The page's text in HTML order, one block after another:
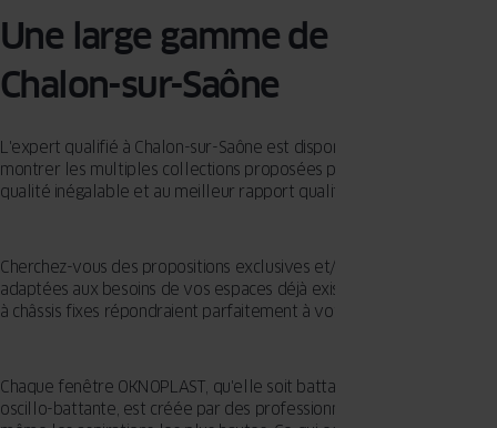
Une large gamme de fenêtres à
Chalon-sur-Saône
L'expert qualifié à Chalon-sur-Saône est disponible pour vous
montrer les multiples collections proposées par OKNOPLAST, d'une
qualité inégalable et au meilleur rapport qualité/prix.
Cherchez-vous des propositions exclusives et/ou parfaitement
adaptées aux besoins de vos espaces déjà existants ? Des fenêtres
à châssis fixes répondraient parfaitement à votre projet ?
Chaque fenêtre OKNOPLAST, qu'elle soit battante, coulissante ou
oscillo-battante, est créée par des professionnels afin de combler